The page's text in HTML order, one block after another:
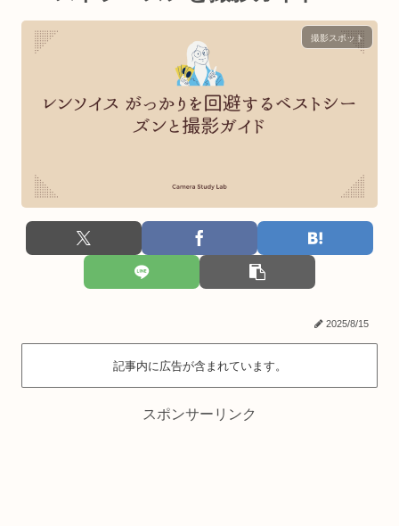
撮影スポット
2025/8/15
記事内に広告が含まれています。
スポンサーリンク